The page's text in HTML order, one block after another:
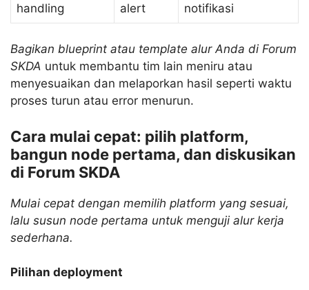
handling
alert
notifikasi
Bagikan blueprint atau template alur Anda di Forum
SKDA untuk membantu tim lain meniru atau
menyesuaikan dan melaporkan hasil seperti waktu
proses turun atau error menurun.
Cara mulai cepat: pilih platform,
bangun node pertama, dan diskusikan
di Forum SKDA
Mulai cepat dengan memilih platform yang sesuai,
lalu susun node pertama untuk menguji alur kerja
sederhana.
Pilihan deployment